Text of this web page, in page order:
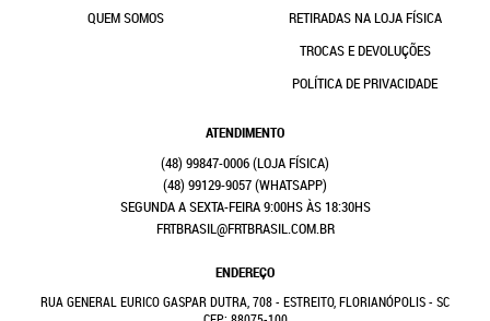
QUEM SOMOS
RETIRADAS NA LOJA FÍSICA
TROCAS E DEVOLUÇÕES
POLÍTICA DE PRIVACIDADE
ATENDIMENTO
(48) 99847-0006
(48) 99129-9057(WHATSAPP)
SEGUNDA A SEXTA-FEIRA 9:00HS ÀS 18:30HS
FRTBRASIL@FRTBRASIL.COM.BR
ENDEREÇO
RUA GENERAL EURICO GASPAR DUTRA, 708- ESTREITO, FLORIANÓPOLIS- SC